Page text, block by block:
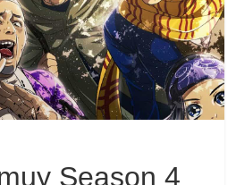
Season 4